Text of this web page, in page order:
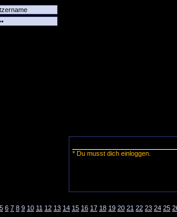
* Du musst dich einloggen.
5 6 7 8 9 10 11 12 13 14 15 16 17 18 19 20 21 22 23 24 25